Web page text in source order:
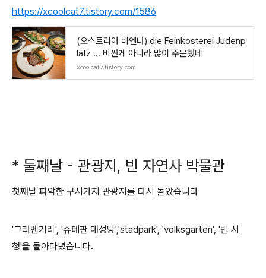
https://xcoolcat7.tistory.com/1586
(오스트리아 비엔나) die Feinkosterei Judenp
latz ... 비싼게 아니라 많이 주문했네
xcoolcat7.tistory.com
* 둘째날 - 관광지, 빈 자연사 박물관
첫째날 파악한 구시가지 관광지를 다시 돌았습니다
'그라벤거리', '슈테판 대성당','stadpark', 'volksgarten', '빈 시
청'을 돌아다녔습니다.